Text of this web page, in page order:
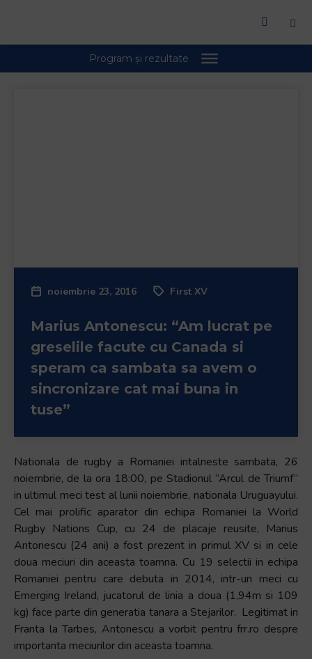
noiembrie 23, 2016 First XV
Marius Antonescu: “Am lucrat pe
greselile facute cu Canada si
speram ca sambata sa avem o
sincronizare cat mai buna in
tuse”
Nationala de rugby a Romaniei intalneste sambata, 26
noiembrie, de la ora 18:00, pe Stadionul “Arcul de Triumf”
in ultimul meci test al lunii noiembrie, nationala Uruguayului.
Cel mai prolific aparator din echipa Romaniei la World
Rugby Nations Cup, cu 24 de placaje reusite, Marius
Antonescu (24 ani) a fost prezent in primul XV si in cele
doua meciuri din aceasta toamna. Cu 19 selectii in echipa
Romaniei pentru care debuta in 2014, intr-un meci cu
Emerging Ireland, jucatorul de linia a doua (1,94m si 109
kg) face parte din generatia tanara a Stejarilor. Legitimat in
Franta la Tarbes, Antonescu a vorbit pentru frr.ro despre
importanta meciurilor din aceasta toamna.